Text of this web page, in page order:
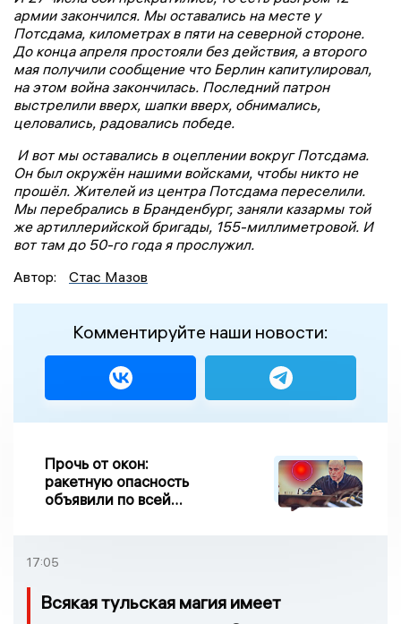
армии закончился. Мы оставались на месте у
Потсдама, километрах в пяти на северной стороне.
До конца апреля простояли без действия, a второго
мая получили сообщение что Берлин капитулировал,
на этом война закончилась. Последний патрон
выстрелили вверх, шапки вверх, обнимались,
целовались, радовались победе.
И вот мы оставались в оцеплении вокруг Потсдама.
Он был окружён нашими войсками, чтобы никто не
прошёл. Жителей из центра Потсдама переселили.
Мы перебрались в Бранденбург, заняли казармы той
же артиллерийской бригады, 155-миллиметровой. И
вот там до 50-го года я прослужил.
Автор:
Стас Мазов
Комментируйте наши новости:
Прочь от окон:
ракетную опасность
объявили по всей
17:05
Всякая тульская магия имеет